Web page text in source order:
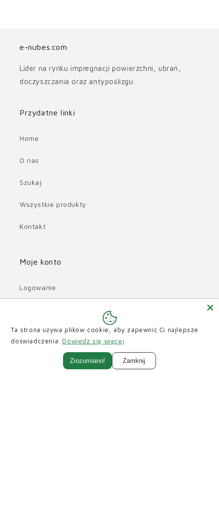
e-nubes.com
Lider na rynku impregnacji powierzchni, ubrań,
doczyszczania oraz antypoślizgu.
Przydatne linki
Home
O nas
Szukaj
Wszystkie produkty
Kontakt
Moje konto
Logowanie
Moje zamówienia
Ta strona używa plików cookie, aby zapewnić Ci najlepsze
doświadczenia.
Dowiedz się więcej
Zrozumiano! Zamknij